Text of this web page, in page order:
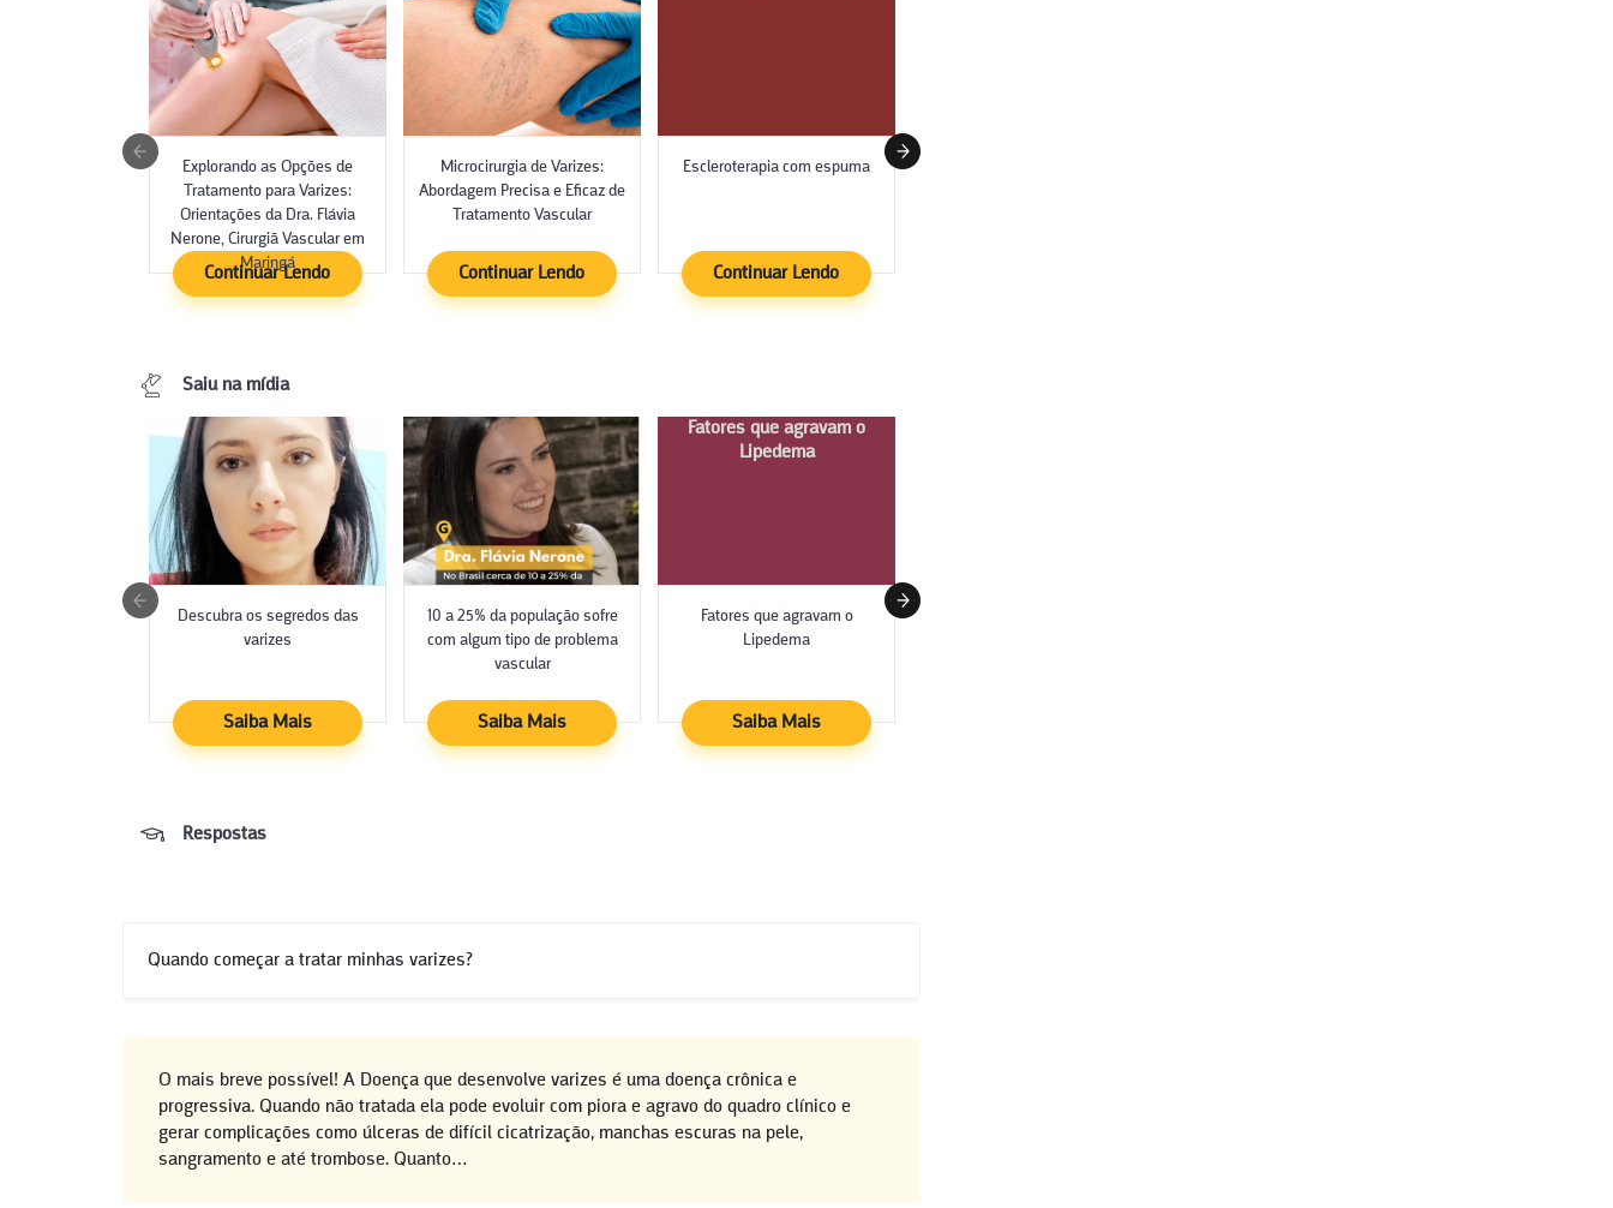
Explorando as Opções de
Tratamento para Varizes:
Orientações da Dra. Flávia
Nerone, Cirurgiã Vascular em
Maringá
Continuar Lendo
Microcirurgia de Varizes:
Abordagem Precisa e Eficaz de
Tratamento Vascular
Continuar Lendo
Escleroterapia com espuma
Continuar Lendo
Saiu na mídia
Descubra os segredos das
varizes
Saiba Mais
10 a 25% da população sofre
com algum tipo de problema
vascular
Saiba Mais
Fatores que agravam o
Lipedema
Fatores que agravam o
Lipedema
Saiba Mais
Respostas
Quando começar a tratar minhas varizes?
O mais breve possível! A Doença que desenvolve varizes é uma doença crônica e
progressiva. Quando não tratada ela pode evoluir com piora e agravo do quadro clínico e
gerar complicações como úlceras de difícil cicatrização, manchas escuras na pele,
sangramento e até trombose. Quanto…